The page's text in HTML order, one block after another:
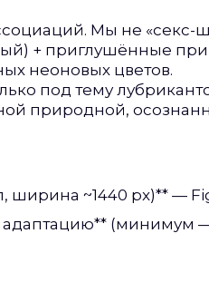
Мы не «секс-
+ приглушённые
неоновых цветов.
под тему
природной,
ширина ~1440 px)** —
(минимум